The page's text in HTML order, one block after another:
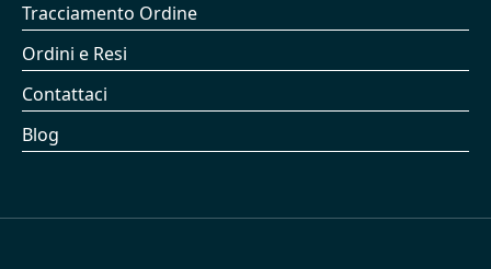
Tracciamento Ordine
Ordini e Resi
Contattaci
Blog